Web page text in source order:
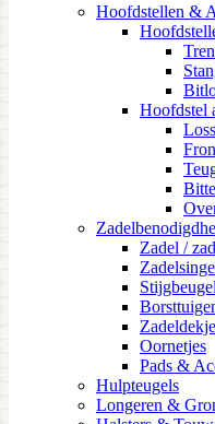
Hoofdstellen &
Hoofdstel
Zadel /
Oornetjes
Pads &
Hulpteugels
Longeren &